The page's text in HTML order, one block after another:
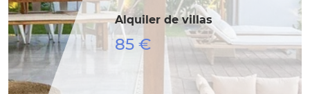
Alquiler de villas
85 €